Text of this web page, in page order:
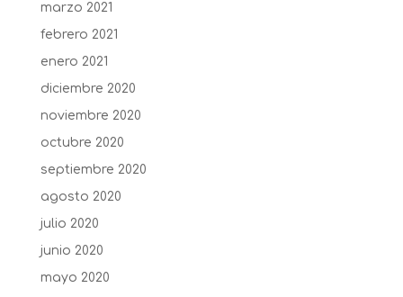
marzo 2021
febrero 2021
enero 2021
diciembre 2020
noviembre 2020
octubre 2020
septiembre 2020
agosto 2020
julio 2020
junio 2020
mayo 2020